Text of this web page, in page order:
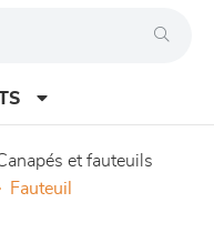
canapés et fauteuils
fauteuil